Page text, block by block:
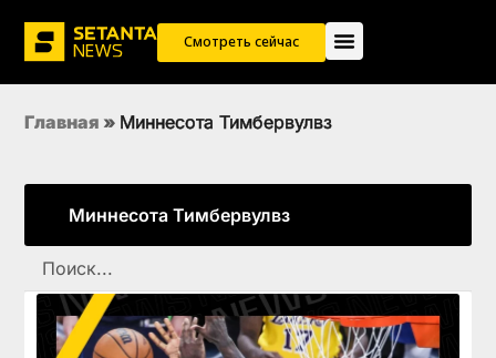
Смотреть сейчас
Главная » Миннесота Тимбервулвз
Миннесота Тимбервулвз